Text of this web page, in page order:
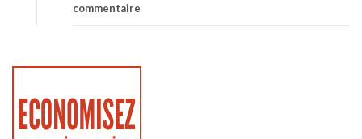
commentaire